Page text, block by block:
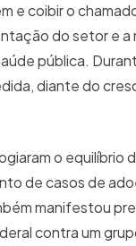
e coibir o
do setor e
pública.
diante do
o equilíbrio
de casos de
manifestou
contra um